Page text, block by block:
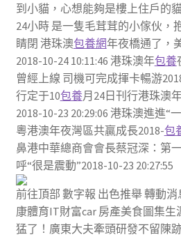
到小貓，心想能夠是樓上住戶的
24小時 是一隻毛茸茸的小傢伙，
睛閉 港珠澳包養網年夜橋通了，
2018-10-24 10:11:46 港珠澳年包養
曾經上線 司機可完成揮卡暢游
行定于10包養月24日刊行港珠澳
2018-10-23 20:29:06 港珠澳進進“
粵港澳年夜灣區共贏成長2018-包
鼻港中華總商會會長蔡冠深：第
呼“很是震動”2018-10-23 20:27:55
前往頂部 數字報 出色推舉 轉動
康體育IT財富car 房產美食圖集
猛了！廣東大夫牽頭研發不留陳